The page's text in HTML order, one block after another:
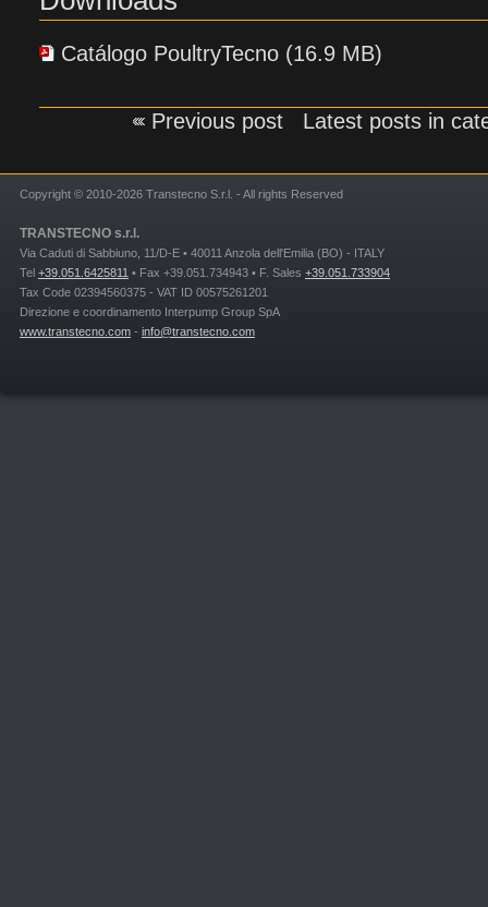
Catálogo PoultryTecno (16.9 MB)
Previous post Latest posts in
Copyright © 2010-2026 Transtecno S.r.l. - All rights Reserved
TRANSTECNO s.r.l.
Via Caduti di Sabbiuno, 11/D-E • 40011 Anzola dell'Emilia (BO) - ITALY
Tel +39.051.6425811 • Fax +39.051.734943 • F. Sales +39.051.733904
Tax Code 02394560375 - VAT ID 00575261201
Direzione e coordinamento Interpump Group SpA
www.transtecno.com - info@transtecno.com